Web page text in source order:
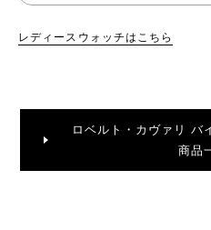
レディースウォッチはこちら
ロベルト・カヴァリ バ
商品